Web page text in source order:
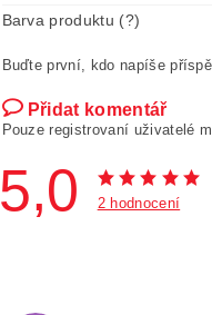
Barva produktu (?)
Buďte první, kdo napíše
Přidat komentář
Pouze registrovaní uživatelé
5,0 2 hodnocení